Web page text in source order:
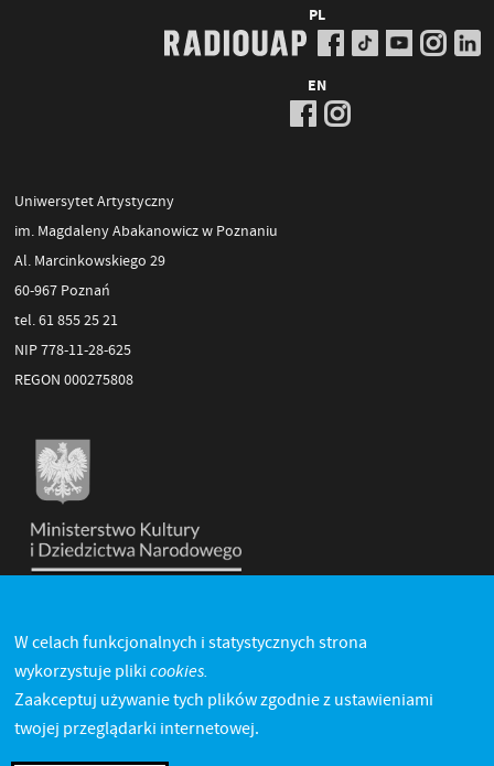
PL
EN
Uniwersytet Artystyczny
im. Magdaleny Abakanowicz w Poznaniu
Al. Marcinkowskiego 29
60-967 Poznań
tel. 61 855 25 21
NIP 778-11-28-625
REGON 000275808
W celach funkcjonalnych i statystycznych strona
wykorzystuje pliki cookies.
Zaakceptuj używanie tych plików zgodnie z ustawieniami
twojej przeglądarki internetowej.